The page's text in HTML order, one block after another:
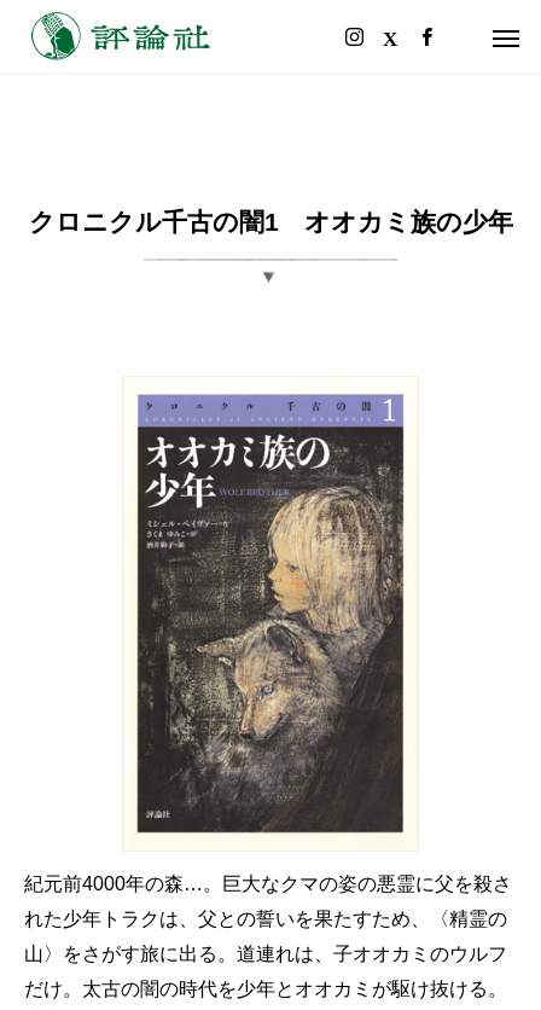
クロニクル千古の闇1 オオカミ族の少年
紀元前4000年の森…。巨大なクマの姿の悪霊に父を殺さ
れた少年トラクは、父との誓いを果たすため、〈精霊の
山〉をさがす旅に出る。道連れは、子オオカミのウルフ
だけ。太古の闇の時代を少年とオオカミが駆け抜ける。